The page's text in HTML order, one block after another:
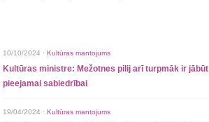
10/10/2024 · Kultūras mantojums
Kultūras ministre: Mežotnes pilij arī turpmāk ir jābūt
pieejamai sabiedrībai
19/04/2024 · Kultūras mantojums